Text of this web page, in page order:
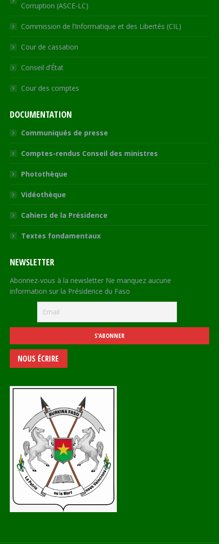
Corruption (ASCE-LC)
Commission de l’Informatique et des Libertés (CIL)
Cour de cassation
Conseil d’État
Cour des comptes
DOCUMENTATION
Communiqués de presse
Comptes-rendus Conseil des ministres
Photothèque
Vidéothèque
Cahiers de la Présidence
Textes fondamentaux
NEWSLETTER
Abonnez-vous à la newsletter Ne manquez aucune
information sur la Présidence du Faso
NOUS ÉCRIRE